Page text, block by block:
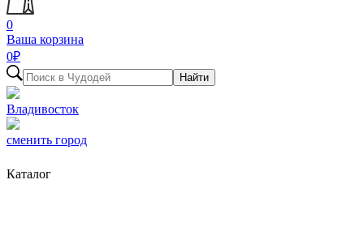
0
Ваша корзина
0₽
Найти
Владивосток
сменить город
Каталог